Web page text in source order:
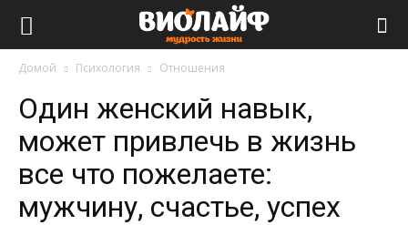
Домой Психология Отношения
Один женский навык,
может привлечь в жизнь
все что пожелаете:
мужчину, счастье, успех